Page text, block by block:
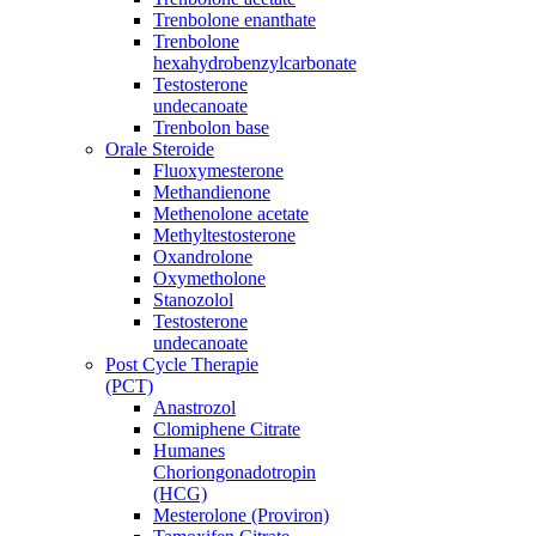
Trenbolone enanthate
Trenbolone
hexahydrobenzylcarbonate
Testosterone
undecanoate
Trenbolon base
Orale Steroide
Fluoxymesterone
Methandienone
Methenolone acetate
Methyltestosterone
Oxandrolone
Oxymetholone
Stanozolol
Testosterone
undecanoate
Post Cycle Therapie
(PCT)
Anastrozol
Clomiphene Citrate
Humanes
Choriongonadotropin
(HCG)
Mesterolone (Proviron)